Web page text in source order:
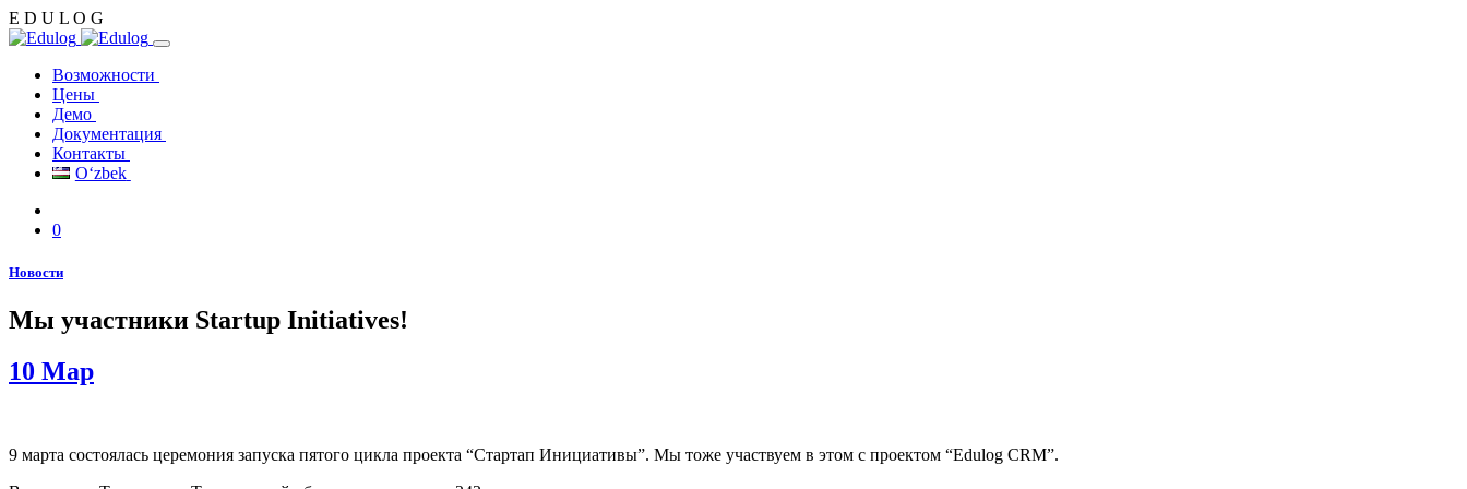
E D U L O G
Возможности
Цены
Демо
Документация
Контакты
Oʻzbek
0
Новости
Мы участники Startup Initiatives!
10 Мар
9 марта состоялась церемония запуска пятого цикла проекта “Стартап Инициативы”. Мы тоже участвуем в этом с проектом “Edulog CRM”.